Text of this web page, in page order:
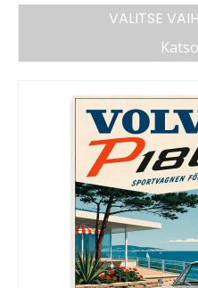
VALITSE